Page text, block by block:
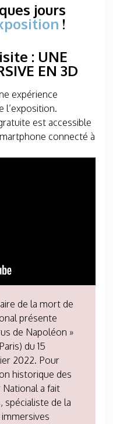
jours
!
: UNE
EN 3D
expérience
l’exposition.
est accessible
connecté à
de la mort de
présente
de Napoléon »
du 15
2022. Pour
historique des
National a fait
spécialiste de la